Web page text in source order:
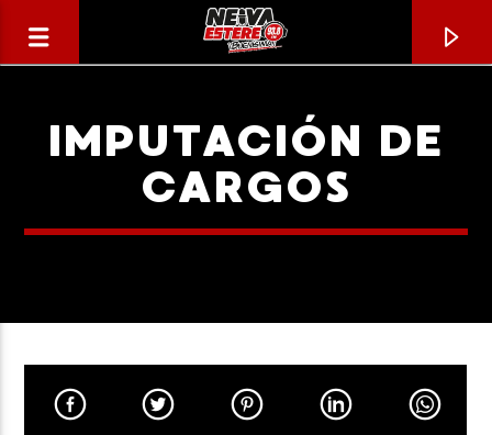
CANCIÓN ACTUAL
IMPUTACIÓN DE
CARGOS